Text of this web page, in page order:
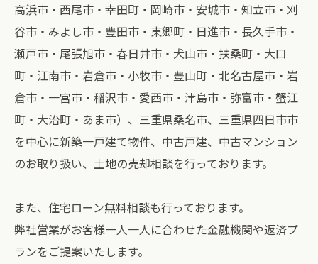
高浜市・西尾市・幸田町・岡崎市・安城市・知立市・刈
谷市・みよし市・豊田市・東郷町・日進市・長久手市・
瀬戸市・尾張旭市・春日井市・犬山市・扶桑町・大口
町・江南市・岩倉市・小牧市・豊山町・北名古屋市・岩
倉市・一宮市・稲沢市・愛西市・津島市・弥富市・蟹江
町・大治町・あま市）、三重県桑名市、三重県四日市市
を中心に新築一戸建て物件、中古戸建、中古マンション
のお取り扱い、土地の売却相談を行っております。
また、住宅ローン無料相談も行っております。
弊社営業がお客様一人一人に合わせた金融機関や返済プ
ランをご提案いたします。